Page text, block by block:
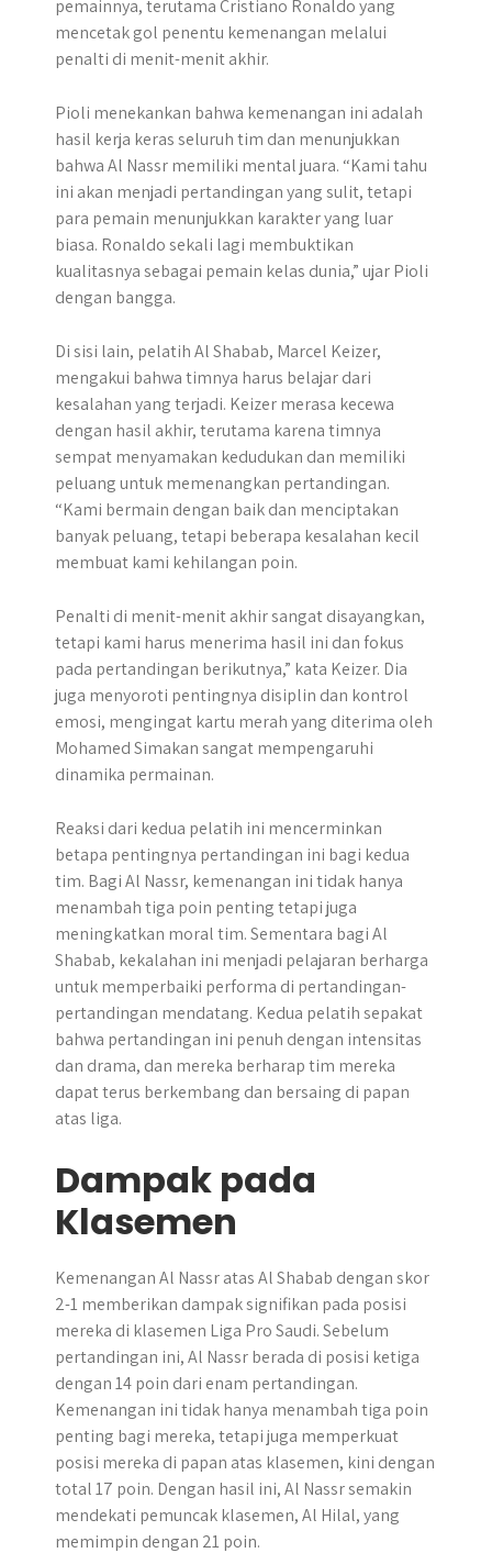
pemainnya, terutama Cristiano Ronaldo yang
mencetak gol penentu kemenangan melalui
penalti di menit-menit akhir.
Pioli menekankan bahwa kemenangan ini adalah
hasil kerja keras seluruh tim dan menunjukkan
bahwa Al Nassr memiliki mental juara. “Kami tahu
ini akan menjadi pertandingan yang sulit, tetapi
para pemain menunjukkan karakter yang luar
biasa. Ronaldo sekali lagi membuktikan
kualitasnya sebagai pemain kelas dunia,” ujar Pioli
dengan bangga.
Di sisi lain, pelatih Al Shabab, Marcel Keizer,
mengakui bahwa timnya harus belajar dari
kesalahan yang terjadi. Keizer merasa kecewa
dengan hasil akhir, terutama karena timnya
sempat menyamakan kedudukan dan memiliki
peluang untuk memenangkan pertandingan.
“Kami bermain dengan baik dan menciptakan
banyak peluang, tetapi beberapa kesalahan kecil
membuat kami kehilangan poin.
Penalti di menit-menit akhir sangat disayangkan,
tetapi kami harus menerima hasil ini dan fokus
pada pertandingan berikutnya,” kata Keizer. Dia
juga menyoroti pentingnya disiplin dan kontrol
emosi, mengingat kartu merah yang diterima oleh
Mohamed Simakan sangat mempengaruhi
dinamika permainan.
Reaksi dari kedua pelatih ini mencerminkan
betapa pentingnya pertandingan ini bagi kedua
tim. Bagi Al Nassr, kemenangan ini tidak hanya
menambah tiga poin penting tetapi juga
meningkatkan moral tim. Sementara bagi Al
Shabab, kekalahan ini menjadi pelajaran berharga
untuk memperbaiki performa di pertandingan-
pertandingan mendatang. Kedua pelatih sepakat
bahwa pertandingan ini penuh dengan intensitas
dan drama, dan mereka berharap tim mereka
dapat terus berkembang dan bersaing di papan
atas liga.
Dampak pada
Klasemen
Kemenangan Al Nassr atas Al Shabab dengan skor
2-1 memberikan dampak signifikan pada posisi
mereka di klasemen Liga Pro Saudi. Sebelum
pertandingan ini, Al Nassr berada di posisi ketiga
dengan 14 poin dari enam pertandingan.
Kemenangan ini tidak hanya menambah tiga poin
penting bagi mereka, tetapi juga memperkuat
posisi mereka di papan atas klasemen, kini dengan
total 17 poin. Dengan hasil ini, Al Nassr semakin
mendekati pemuncak klasemen, Al Hilal, yang
memimpin dengan 21 poin.